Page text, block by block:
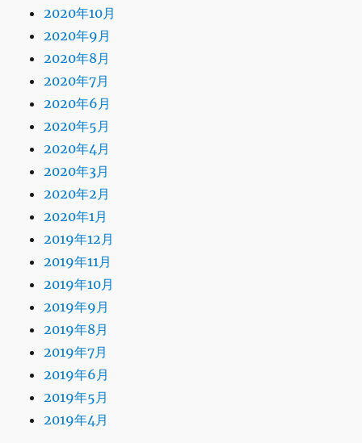
2020年10月
2020年9月
2020年8月
2020年7月
2020年6月
2020年5月
2020年4月
2020年3月
2020年2月
2020年1月
2019年12月
2019年11月
2019年10月
2019年9月
2019年8月
2019年7月
2019年6月
2019年5月
2019年4月